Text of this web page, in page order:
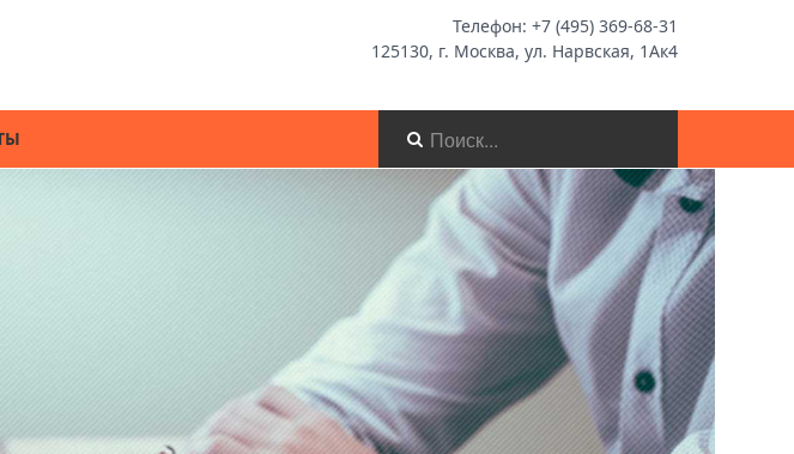
Телефон: +7 (495) 369-68-31
125130, г. Москва, ул. Нарвская, 1Ак4